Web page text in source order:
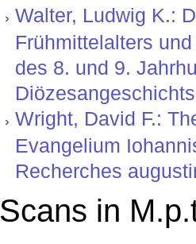
Walter, Ludwig K.:
Frühmittelalters
des 8. und 9.
Wright, David F.:
Evangelium
Recherches
Scans in